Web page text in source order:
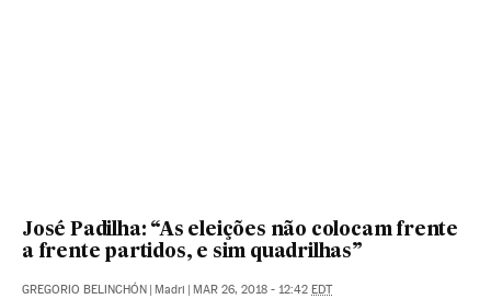
José Padilha: “As eleições não colocam frente
a frente partidos, e sim quadrilhas”
GREGORIO BELINCHÓN Madri MAR 26, 2018 - 12:42 EDT